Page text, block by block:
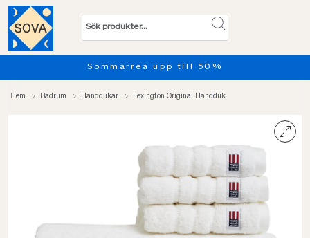
Sommarrea upp till 50%
Hem Badrum Handdukar Lexington Original Handduk